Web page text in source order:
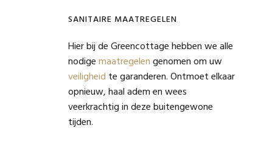
SANITAIRE MAATREGELEN
Hier bij de Greencottage hebben we alle
nodigemaatregelengenomen om uw
veiligheid te garanderen. Ontmoet elkaar
opnieuw, haal adem en wees
veerkrachtig in deze buitengewone
tijden.